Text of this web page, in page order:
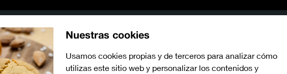
Nuestras cookies
Usamos cookies propias y de terceros para analizar cómo
utilizas este sitio web y personalizar los contenidos y